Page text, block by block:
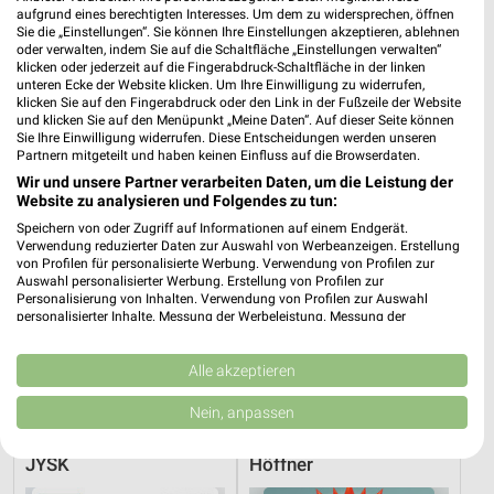
ROLLER
6,1 km
Gartenliebe
JYSK
Gartenabverkauf
Gültig bis Sa. 15.08.
JYSK Höffner
aufgrund eines berechtigten Interesses. Um dem zu widersprechen, öffnen
Sie die „Einstellungen“. Sie können Ihre Einstellungen akzeptieren, ablehnen
oder verwalten, indem Sie auf die Schaltfläche „Einstellungen verwalten“
klicken oder jederzeit auf die Fingerabdruck-Schaltfläche in der linken
unteren Ecke der Website klicken. Um Ihre Einwilligung zu widerrufen,
klicken Sie auf den Fingerabdruck oder den Link in der Fußzeile der Website
und klicken Sie auf den Menüpunkt „Meine Daten“. Auf dieser Seite können
Sie Ihre Einwilligung widerrufen. Diese Entscheidungen werden unseren
Partnern mitgeteilt und haben keinen Einfluss auf die Browserdaten.
Wir und unsere Partner verarbeiten Daten, um die Leistung der
Website zu analysieren und Folgendes zu tun:
Speichern von oder Zugriff auf Informationen auf einem Endgerät.
Verwendung reduzierter Daten zur Auswahl von Werbeanzeigen. Erstellung
von Profilen für personalisierte Werbung. Verwendung von Profilen zur
Auswahl personalisierter Werbung. Erstellung von Profilen zur
Personalisierung von Inhalten. Verwendung von Profilen zur Auswahl
personalisierter Inhalte. Messung der Werbeleistung. Messung der
Kombinationen von Daten aus verschiedenen Quellen. Entwicklung und
Verbesserung der Angebote. Verwendung reduzierter Daten zur Auswahl
von Inhalten.
Daten können außerhalb der Europäischen Union weitergegeben und in die
Website/App.
Alle akzeptieren
Nein, anpassen